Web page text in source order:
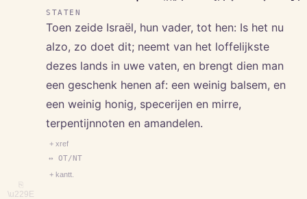
⎘
\u229E
STATEN
Toen zeide Israël, hun vader, tot hen: Is het nu
alzo, zo doet dit; neemt van het loffelijkste
dezes lands in uwe vaten, en brengt dien man
een geschenk henen af: een weinig balsem, en
een weinig honig, specerijen en mirre,
terpentijnnoten en amandelen.
+ xref
↔ OT/NT
+ kantt.